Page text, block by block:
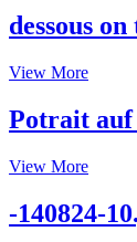
dessous
View Moredessous
Potrait auf
View MorePotrait
dem
-140824-